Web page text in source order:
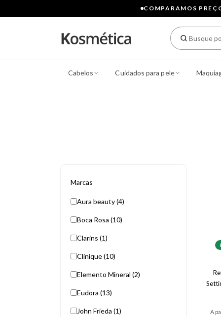
COMPARAMOS
Cabelos Cuidados para pele
Marcas
Aura beauty (4)
Boca Rosa (10)
Clarins (1)
Clinique (10)
Elemento Mineral (2)
Eudora (13)
John Frieda (1)
A